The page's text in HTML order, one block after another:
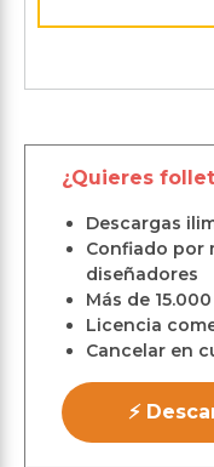
¿Quieres
Descargas
Confiado por
diseñadores
Más de
Licencia
Cancelar en
⚡